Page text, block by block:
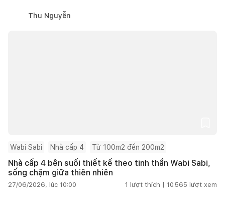
Thu Nguyễn
Wabi Sabi Nhà cấp 4 Từ 100m2 đến 200m2
Nhà cấp 4 bên suối thiết kế theo tinh thần Wabi Sabi,
sống chậm giữa thiên nhiên
27/06/2026, lúc 10:00 1 lượt thích | 10.565 lượt xem